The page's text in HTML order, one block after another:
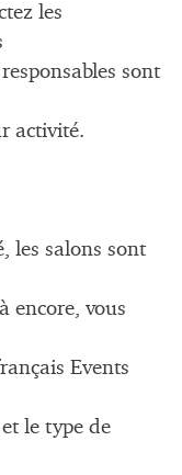
les
sont
activité.
les salons sont
encore, vous
Events
le type de